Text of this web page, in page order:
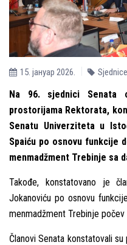
15. јануар 2026.
Na 96. sjednici Senata
prostorijama Rektorata,
Senatu Univerziteta u
Spaiću po osnovu funkcije
menmadžment Trebinje sa
Takođe, konstatovano je
Jokanoviću po osnovu
menmadžment Trebinje
Članovi Senata konstatovali